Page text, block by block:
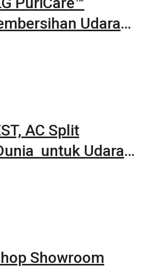
Udara
AC Split
untuk Udara
Showroom